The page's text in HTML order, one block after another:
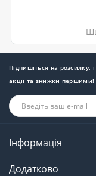
Підпишіться на розсилку,
акції та знижки першими!
Інформація
Додатково